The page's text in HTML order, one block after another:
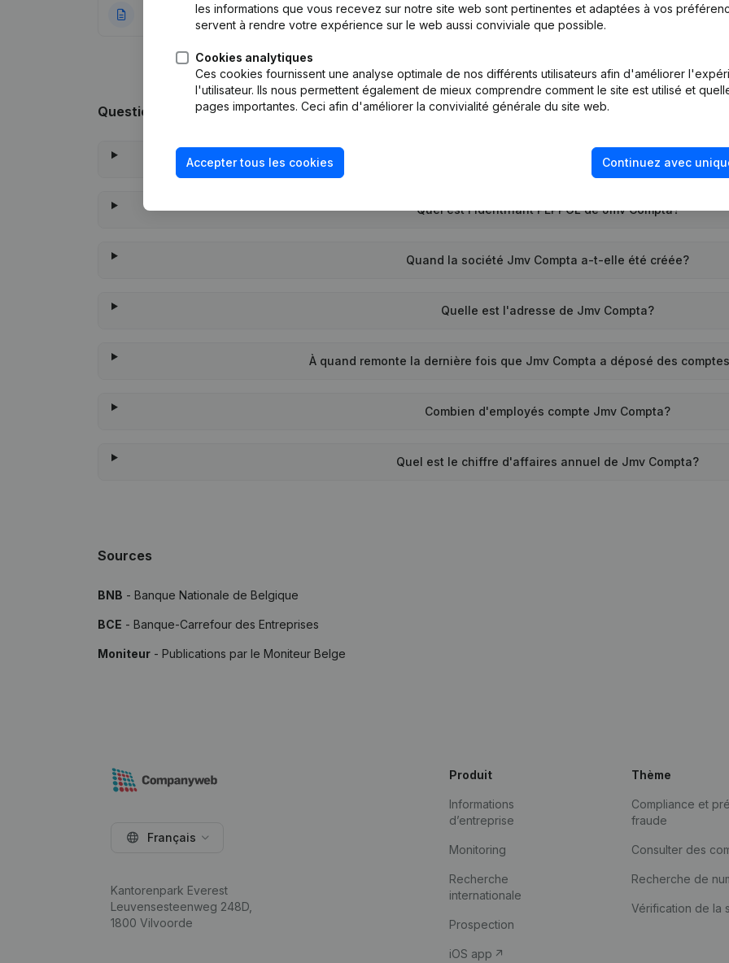
03-04-2018 Rubrique Constitution (Nouvelle Personne Morale, Ouverture Succursale, etc...)
Questions fréquemment posées
Quel est le numéro de TVA de Jmv Compta?
Quel est l'identifiant PEPPOL de Jmv Compta?
Quand la société Jmv Compta a-t-elle été créée?
Quelle est l'adresse de Jmv Compta?
À quand remonte la dernière fois que Jmv Compta a déposé des
Combien d'employés compte Jmv Compta?
Quel est le chiffre d'affaires annuel de Jmv Compta?
Sources
BNB - Banque Nationale de Belgique
BCE - Banque-Carrefour des Entreprises
Moniteur - Publications par le Moniteur Belge
les informations que vous recevez sur notre site web sont pertinentes et adaptées à vos
servent à rendre votre expérience sur le web aussi conviviale que possible.
Cookies analytiques
Ces cookies fournissent une analyse optimale de nos différents utilisateurs afin d'améliorer
l'utilisateur. Ils nous permettent également de mieux comprendre comment le site est utilisé et
pages importantes. Ceci afin d'améliorer la convivialité générale du site web.
Accepter tous les cookies Continuez avec
Français
Kantorenpark Everest
Leuvensesteenweg 248D,
1800 Vilvoorde
Produit
Informations
d’entreprise
Monitoring
Recherche
internationale
Prospection
iOS app
Thème
Compliance et
fraude
Consulter des
Recherche de
Vérification de la